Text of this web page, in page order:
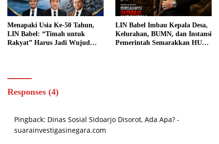
Menapaki Usia Ke-50 Tahun,
LIN Babel: “Timah untuk
Rakyat” Harus Jadi Wujud
LIN Babel Imbau Kepala Desa,
Kelurahan, BUMN, dan Instansi
Pemerintah Semarakkan HUT
Responses (4)
Pingback: Dinas Sosial Sidoarjo Disorot, Ada Apa? -
suarainvestigasinegara.com